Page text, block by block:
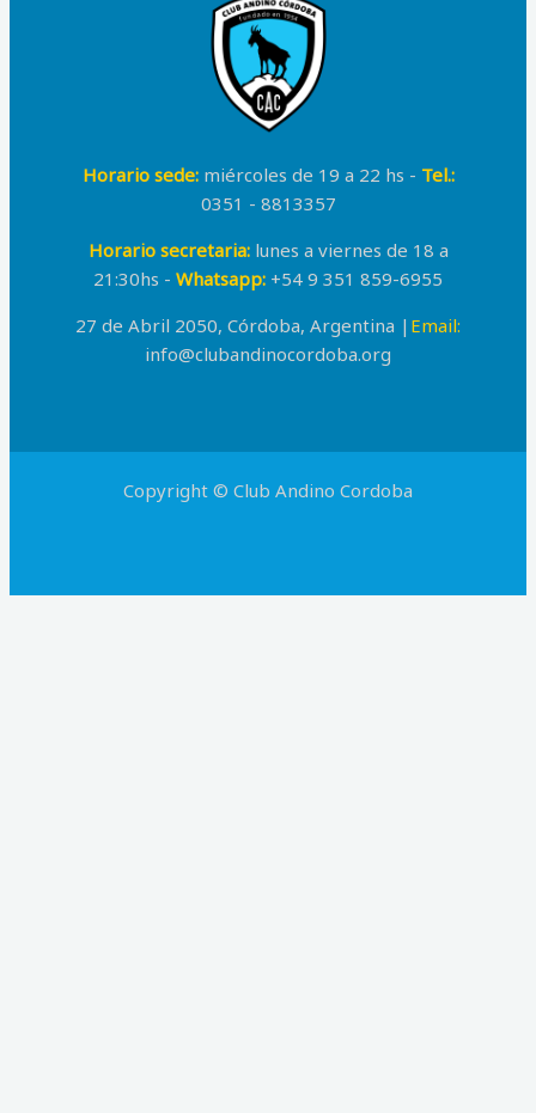
Horario sede:miércoles de 19 a 22 hs - Tel.:
0351 - 8813357
Horario secretaria: lunes a viernes de 18 a
21:30hs - Whatsapp: +54 9 351 859-6955
27 de Abril 2050, Córdoba, Argentina | Email:
info@clubandinocordoba.org
Copyright © Club Andino Cordoba